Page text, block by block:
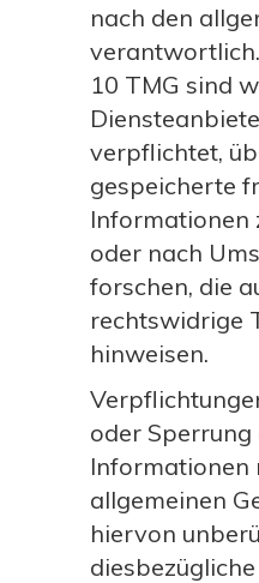
nach den
10 TMG sind
verpflichtet,
gespeicherte
Informationen
oder nach
forschen, die
rechtswidrige
hinweisen.
oder
Informationen
allgemeinen
hiervon